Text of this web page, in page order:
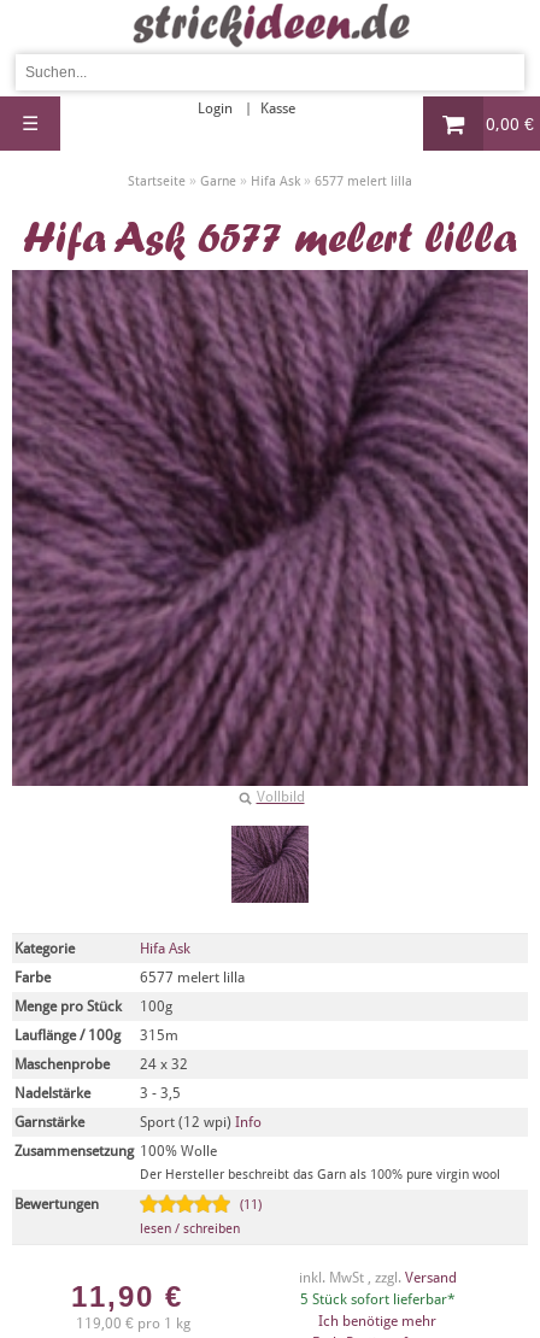
0,00 €
Login Kasse
☰
Startseite » Garne » Hifa Ask » 6577 melert lilla
Hifa Ask 6577 melert lilla
Vollbild
Kategorie
Hifa Ask
Farbe
6577 melert lilla
Menge pro Stück
100g
Lauflänge / 100g
315m
Maschenprobe
24 x 32
Nadelstärke
3 - 3,5
Garnstärke
Sport (12 wpi) Info
Zusammensetzung 100% Wolle
Der Hersteller beschreibt das Garn als 100% pure virgin wool
Bewertungen
(11)
lesen / schreiben
11,90 €
119,00 € pro 1 kg
inkl. MwSt , zzgl. Versand
5 Stück sofort lieferbar*
Ich benötige mehr